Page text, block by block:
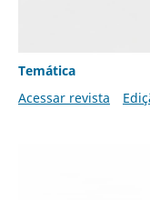
Temática
Acessar revista